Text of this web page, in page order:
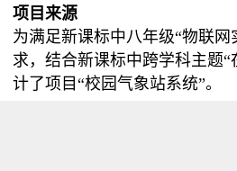
项目来源
为满足新课标中八年级“物联网
求，结合新课标中跨学科主题“
计了项目“校园气象站系统”。